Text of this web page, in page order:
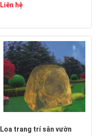
Liên hệ
Loa trang trí sân vườn